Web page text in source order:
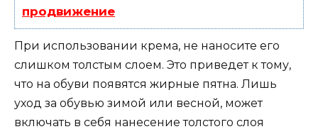
продвижение
При использовании крема, не наносите его
слишком толстым слоем. Это приведет к тому,
что на обуви появятся жирные пятна. Лишь
уход за обувью зимой или весной, может
включать в себя нанесение толстого слоя